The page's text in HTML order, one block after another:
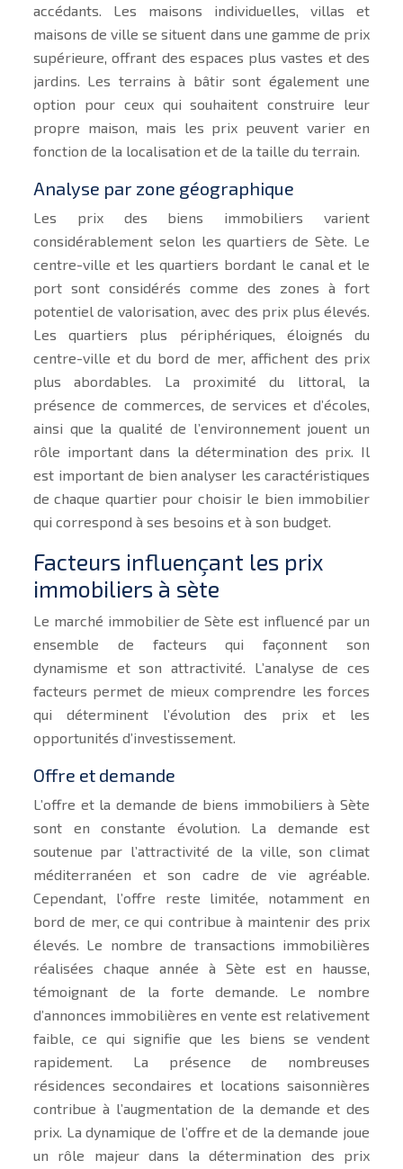
accédants. Les maisons individuelles, villas et
maisons de ville se situent dans une gamme de prix
supérieure, offrant des espaces plus vastes et des
jardins. Les terrains à bâtir sont également une
option pour ceux qui souhaitent construire leur
propre maison, mais les prix peuvent varier en
fonction de la localisation et de la taille du terrain.
Analyse par zone géographique
Les prix des biens immobiliers varient
considérablement selon les quartiers de Sète. Le
centre-ville et les quartiers bordant le canal et le
port sont considérés comme des zones à fort
potentiel de valorisation, avec des prix plus élevés.
Les quartiers plus périphériques, éloignés du
centre-ville et du bord de mer, affichent des prix
plus abordables. La proximité du littoral, la
présence de commerces, de services et d’écoles,
ainsi que la qualité de l’environnement jouent un
rôle important dans la détermination des prix. Il
est important de bien analyser les caractéristiques
de chaque quartier pour choisir le bien immobilier
qui correspond à ses besoins et à son budget.
Facteurs influençant les prix
immobiliers à sète
Le marché immobilier de Sète est influencé par un
ensemble de facteurs qui façonnent son
dynamisme et son attractivité. L’analyse de ces
facteurs permet de mieux comprendre les forces
qui déterminent l’évolution des prix et les
opportunités d’investissement.
Offre et demande
L’offre et la demande de biens immobiliers à Sète
sont en constante évolution. La demande est
soutenue par l’attractivité de la ville, son climat
méditerranéen et son cadre de vie agréable.
Cependant, l’offre reste limitée, notamment en
bord de mer, ce qui contribue à maintenir des prix
élevés. Le nombre de transactions immobilières
réalisées chaque année à Sète est en hausse,
témoignant de la forte demande. Le nombre
d’annonces immobilières en vente est relativement
faible, ce qui signifie que les biens se vendent
rapidement. La présence de nombreuses
résidences secondaires et locations saisonnières
contribue à l’augmentation de la demande et des
prix. La dynamique de l’offre et de la demande joue
un rôle majeur dans la détermination des prix